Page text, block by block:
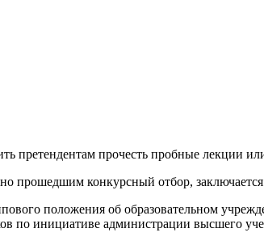
претендентам прочесть пробные лекции
прошедшим конкурсный отбор, заключается
положения об образовательном
по инициативе администрации высшего